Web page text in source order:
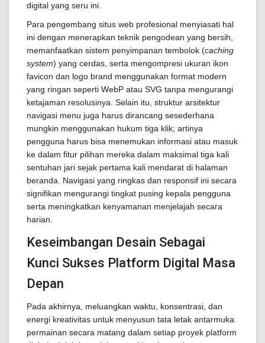
digital yang seru ini.
Para pengembang situs web profesional menyiasati hal
ini dengan menerapkan teknik pengodean yang bersih,
memanfaatkan sistem penyimpanan tembolok (caching
system) yang cerdas, serta mengompresi ukuran ikon
favicon dan logo brand menggunakan format modern
yang ringan seperti WebP atau SVG tanpa mengurangi
ketajaman resolusinya. Selain itu, struktur arsitektur
navigasi menu juga harus dirancang sesederhana
mungkin menggunakan hukum tiga klik; artinya
pengguna harus bisa menemukan informasi atau masuk
ke dalam fitur pilihan mereka dalam maksimal tiga kali
sentuhan jari sejak pertama kali mendarat di halaman
beranda. Navigasi yang ringkas dan responsif ini secara
signifikan mengurangi tingkat pusing kepala pengguna
serta meningkatkan kenyamanan menjelajah secara
harian.
Keseimbangan Desain Sebagai
Kunci Sukses Platform Digital Masa
Depan
Pada akhirnya, meluangkan waktu, konsentrasi, dan
energi kreativitas untuk menyusun tata letak antarmuka
permainan secara matang dalam setiap proyek platform